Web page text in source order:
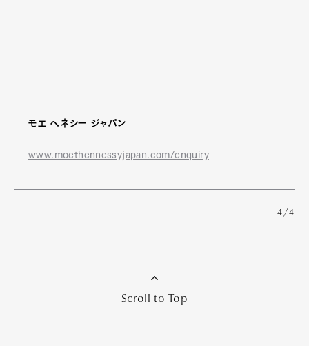
モエ ヘネシー ジャパン
www.moethennessyjapan.com/enquiry
4/4
Scroll to Top